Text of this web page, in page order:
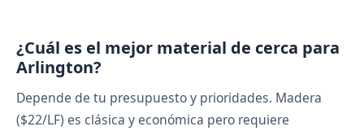
¿Cuál es el mejor material de cerca para
Arlington?
Depende de tu presupuesto y prioridades. Madera
($22/LF) es clásica y económica pero requiere